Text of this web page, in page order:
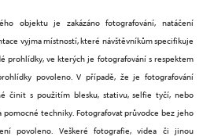
objektu je zakázáno fotografování, natáčení
vyjma místností, které návštěvníkům specifikuje
prohlídky, ve kterých je fotografování s respektem
povoleno. V případě, že je fotografování
činit s použitím blesku, stativu, selfie tyčí, nebo
pomocné techniky. Fotografovat průvodce bez jeho
povoleno. Veškeré fotografie, videa či jinou